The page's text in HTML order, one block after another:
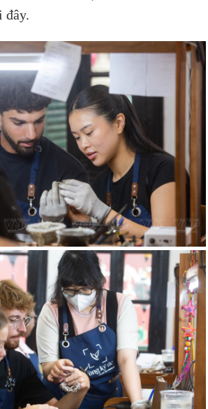
đây.